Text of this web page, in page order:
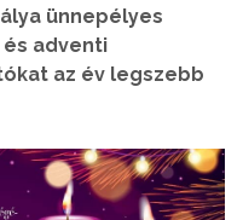
ünnepélyes
adventi
az év legszebb